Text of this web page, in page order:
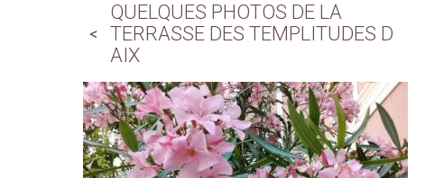
QUELQUES PHOTOS DE LA
TERRASSE DES TEMPLITUDES D
AIX